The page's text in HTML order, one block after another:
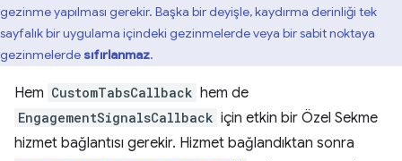
gezinme yapılması gerekir. Başka bir deyişle, kaydırma derinliği tek
sayfalık bir uygulama içindeki gezinmelerde veya bir sabit noktaya
gezinmelerde sıfırlanmaz.
Hem CustomTabsCallback hem de
EngagementSignalsCallback için etkin bir Özel Sekme
hizmet bağlantısı gerekir. Hizmet bağlandıktan sonra